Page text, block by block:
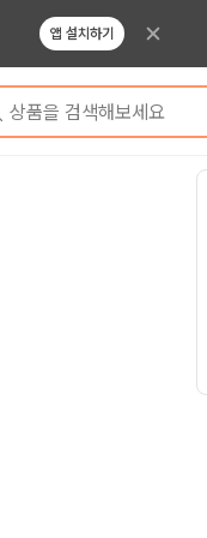
앱 설치하기
상품을 검색해보세요